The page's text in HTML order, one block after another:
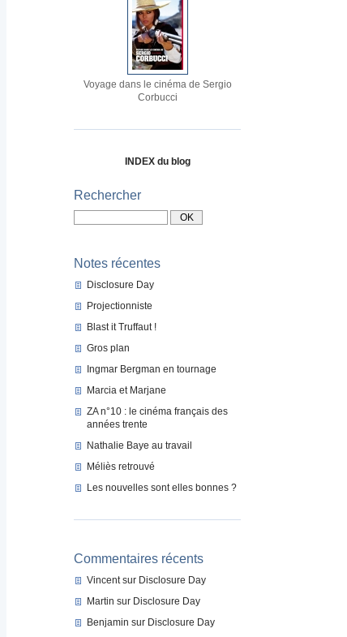
Voyage dans le cinéma de Sergio
Corbucci
INDEX du blog
Rechercher
Notes récentes
Disclosure Day
Projectionniste
Blast it Truffaut !
Gros plan
Ingmar Bergman en tournage
Marcia et Marjane
ZA n°10 : le cinéma français des
années trente
Nathalie Baye au travail
Méliès retrouvé
Les nouvelles sont elles bonnes ?
Commentaires récents
Vincentsur Disclosure Day
Martin sur Disclosure Day
Benjamin sur Disclosure Day